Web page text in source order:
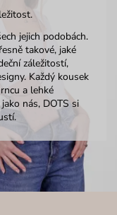
jejich podobách.
takové, jaké
záležitostí,
Každý kousek
a lehké
nás, DOTS si